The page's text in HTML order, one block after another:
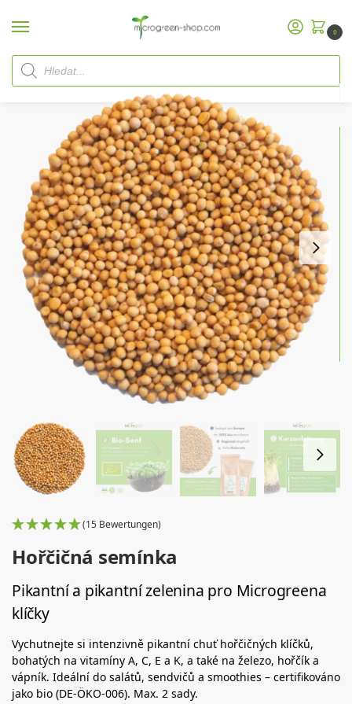
0
Domů Microgreen Shop
(15 Bewertungen)
Hořčičná semínka
Pikantní a pikantní zelenina pro Microgreena
klíčky
Vychutnejte si intenzivně pikantní chuť hořčičných klíčků,
bohatých na vitamíny A, C, E a K, a také na železo, hořčík a
vápník. Ideální do salátů, sendvičů a smoothies – certifikováno
jako bio (DE-ÖKO-006). Max. 2 sady.